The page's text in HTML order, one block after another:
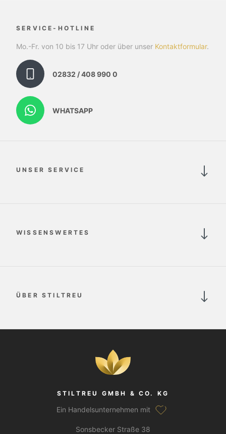
SERVICE-HOTLINE
Mo.-Fr. von 10 bis 17 Uhr oder über unser Kontaktformular.
02832 / 408 990 0
WHATSAPP
UNSER SERVICE
WISSENSWERTES
ÜBER STILTREU
STILTREU GMBH & CO. KG
Ein Handelsunternehmen mit
Sonsbecker Straße 38